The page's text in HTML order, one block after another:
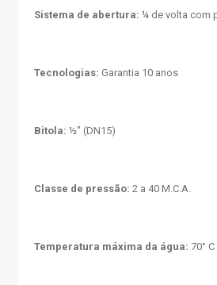
Sistema de abertura: ¼ de volta com
Tecnologias: Garantia 10 anos
Bitola: ½" (DN15)
Classe de pressão: 2 a 40 M.C.A.
Temperatura máxima da água: 70° C